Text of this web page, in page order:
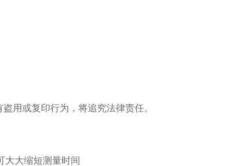
用或复印行为，将追究法律责任。
大大缩短测量时间